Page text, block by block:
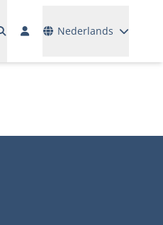
Nederlands